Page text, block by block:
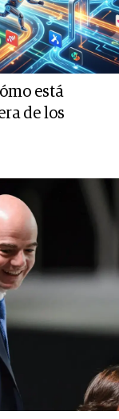
está
de los